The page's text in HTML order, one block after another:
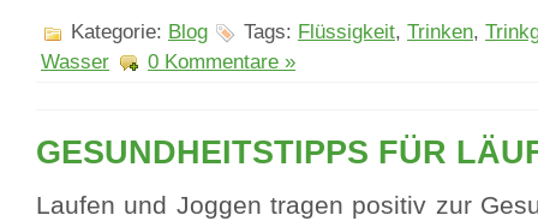
Kategorie: Blog Tags: Flüssigkeit, Trinken,
Wasser
0 Kommentare »
GESUNDHEITSTIPPS FÜR
Laufen und Joggen tragen positiv zur